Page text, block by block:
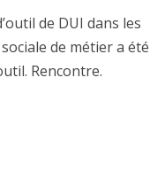
de DUI dans les
de métier a
Rencontre.